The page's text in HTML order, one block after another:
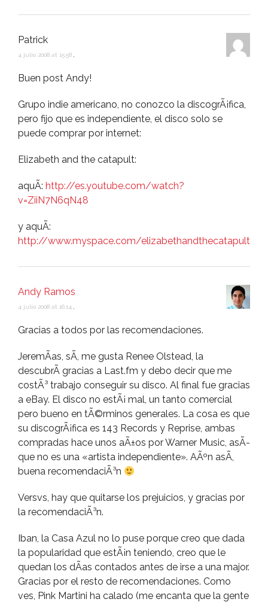
Patrick
4 julio 2008 at 15:58
Buen post Andy!
Grupo indie americano, no conozco la discogrÃ¡fica,
pero fijo que es independiente, el disco solo se
puede comprar por internet:
Elizabeth and the catapult:
aquÃ­: http://es.youtube.com/watch?
v=ZiiN7N6qN48
y aquÃ­:
http://www.myspace.com/elizabethandthecatapult
Andy Ramos
4 julio 2008 at 16:14
Gracias a todos por las recomendaciones.
JeremÃ­as, sÃ­, me gusta Renee Olstead, la
descubrÃ­ gracias a Last.fm y debo decir que me
costÃ³ trabajo conseguir su disco. Al final fue gracias
a eBay. El disco no estÃ¡ mal, un tanto comercial
pero bueno en tÃ©rminos generales. La cosa es que
su discogrÃ¡fica es 143 Records y Reprise, ambas
compradas hace unos aÃ±os por Warner Music, asÃ­
que no es una «artista independiente». AÃºn asÃ­,
buena recomendaciÃ³n
Versvs, hay que quitarse los prejuicios, y gracias por
la recomendaciÃ³n.
Iban, la Casa Azul no lo puse porque creo que dada
la popularidad que estÃ¡n teniendo, creo que le
quedan los dÃ­as contados antes de irse a una major.
Gracias por el resto de recomendaciones. Como
ves, Pink Martini ha calado (me encanta que la gente